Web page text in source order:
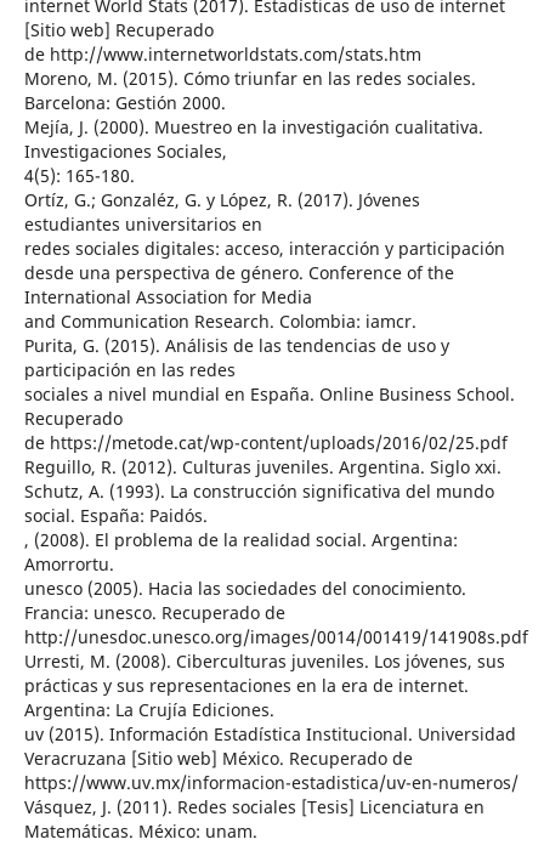
internet World Stats (2017). Estadísticas de uso de internet
[Sitio web] Recuperado
de http://www.internetworldstats.com/stats.htm
Moreno, M. (2015). Cómo triunfar en las redes sociales.
Barcelona: Gestión 2000.
Mejía, J. (2000). Muestreo en la investigación cualitativa.
Investigaciones Sociales,
4(5): 165-180.
Ortíz, G.; Gonzaléz, G. y López, R. (2017). Jóvenes
estudiantes universitarios en
redes sociales digitales: acceso, interacción y participación
desde una perspectiva de género. Conference of the
International Association for Media
and Communication Research. Colombia: iamcr.
Purita, G. (2015). Análisis de las tendencias de uso y
participación en las redes
sociales a nivel mundial en España. Online Business School.
Recuperado
de https://metode.cat/wp-content/uploads/2016/02/25.pdf
Reguillo, R. (2012). Culturas juveniles. Argentina. Siglo xxi.
Schutz, A. (1993). La construcción significativa del mundo
social. España: Paidós.
, (2008). El problema de la realidad social. Argentina:
Amorrortu.
unesco (2005). Hacia las sociedades del conocimiento.
Francia: unesco. Recuperado de
http://unesdoc.unesco.org/images/0014/001419/141908s.pdf
Urresti, M. (2008). Ciberculturas juveniles. Los jóvenes, sus
prácticas y sus representaciones en la era de internet.
Argentina: La Crujía Ediciones.
uv (2015). Información Estadística Institucional. Universidad
Veracruzana [Sitio web] México. Recuperado de
https://www.uv.mx/informacion-estadistica/uv-en-numeros/
Vásquez, J. (2011). Redes sociales [Tesis] Licenciatura en
Matemáticas. México: unam.